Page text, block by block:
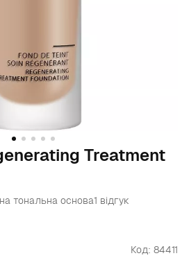
Treatment
тональна основа1 відгук
Код: 84411